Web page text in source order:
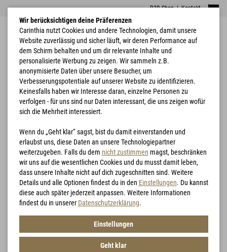
B2B Shop|Kontakt
Home Bekleidung Softshell Jacket Spezialkräfte
Wir berücksichtigen deine Präferenzen
Carinthia nutzt Cookies und andere Technologien, damit unsere
Website zuverlässig und sicher läuft, wir deren Performance auf
dem Schirm behalten und um dir relevante Inhalte und
personalisierte Werbung zu zeigen. Wir sammeln z.B.
anonymisierte Daten über unsere Besucher, um
Verbesserungspotentiale auf unserer Website zu identifizieren.
Keinesfalls haben wir Interesse daran, einzelne Personen zu
verfolgen - für uns sind nur Daten interessant, die uns zeigen wofür
sich die Mehrheit interessiert.
Wenn du „Geht klar“ sagst, bist du damit einverstanden und
erlaubst uns, diese Daten an unsere Technologiepartner
weiterzugeben. Falls du dem nicht zustimmen magst, beschränken
wir uns auf die wesentlichen Cookies und du musst damit leben,
dass unsere Inhalte nicht auf dich zugeschnitten sind. Weitere
Details und alle Optionen findest du in den Einstellungen. Du kannst
diese auch später jederzeit anpassen. Weitere Informationen
findest du in unserer Datenschutzerklärung.
Einstellungen
Geht klar